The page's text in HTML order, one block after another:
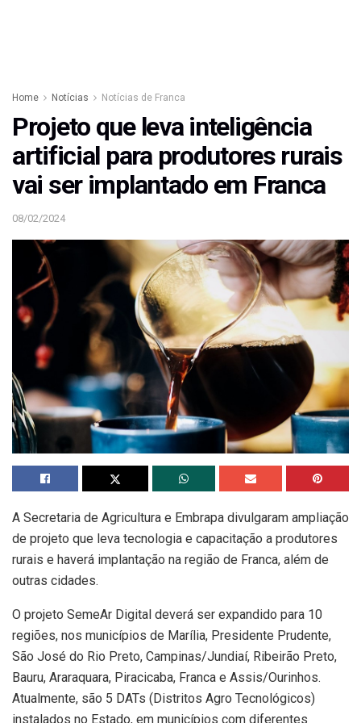
Home Notícias Notícias de Franca
Projeto que leva inteligência
artificial para produtores rurais
vai ser implantado em Franca
08/02/2024
A Secretaria de Agricultura e Embrapa divulgaram ampliação
de projeto que leva tecnologia e capacitação a produtores
rurais e haverá implantação na região de Franca, além de
outras cidades.
O projeto SemeAr Digital deverá ser expandido para 10
regiões, nos municípios de Marília, Presidente Prudente,
São José do Rio Preto, Campinas/Jundiaí, Ribeirão Preto,
Bauru, Araraquara, Piracicaba, Franca e Assis/Ourinhos.
Atualmente, são 5 DATs (Distritos Agro Tecnológicos)
instalados no Estado, em municípios com diferentes